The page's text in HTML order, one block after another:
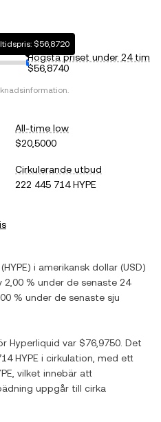
$56,8720
Högsta priset under 24 tim
$56,8740
All-time low
$20,5000
Cirkulerande utbud
222 445 714 HYPE
(HYPE) i amerikansk dollar (USD)
2,00 % under de senaste 24
% under de senaste sju
Hyperliquid var $76,9750 . Det
HYPE i cirkulation, med ett
, vilket innebär att
uppgår till cirka